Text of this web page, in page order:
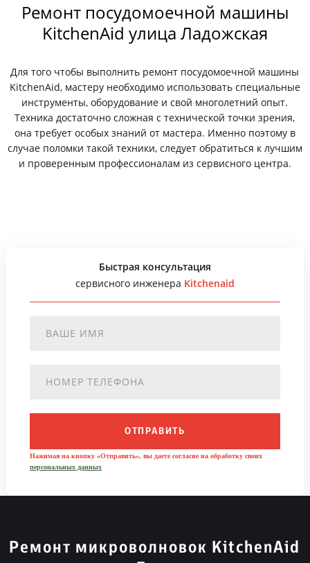
Ремонт посудомоечной машины
KitchenAid улица Ладожская
Для того чтобы выполнить ремонт посудомоечной машины
KitchenAid, мастеру необходимо использовать специальные
инструменты, оборудование и свой многолетний опыт.
Техника достаточно сложная с технической точки зрения,
она требует особых знаний от мастера. Именно поэтому в
случае поломки такой техники, следует обратиться к лучшим
и проверенным профессионалам из сервисного центра.
Быстрая консультация
сервисного инженера Kitchenaid
ОТПРАВИТЬ
Нажимая на кнопку «Отправить», вы даете согласие на обработку своих
персональных данных
Ремонт микроволновок KitchenAid